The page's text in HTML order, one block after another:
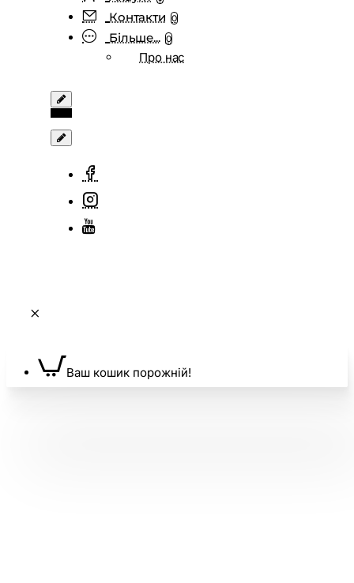
Контакти 0
Більше... 0
Про нас
Ваш кошик порожній!